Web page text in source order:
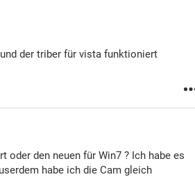
der triber für vista funktioniert
oder den neuen für Win7 ? Ich habe es
habe ich die Cam gleich